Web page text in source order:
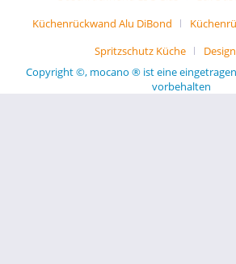
Küchenrückwand Alu DiBond
Spritzschutz Küche
Copyright ©, mocano ® ist eine
vorbehalten